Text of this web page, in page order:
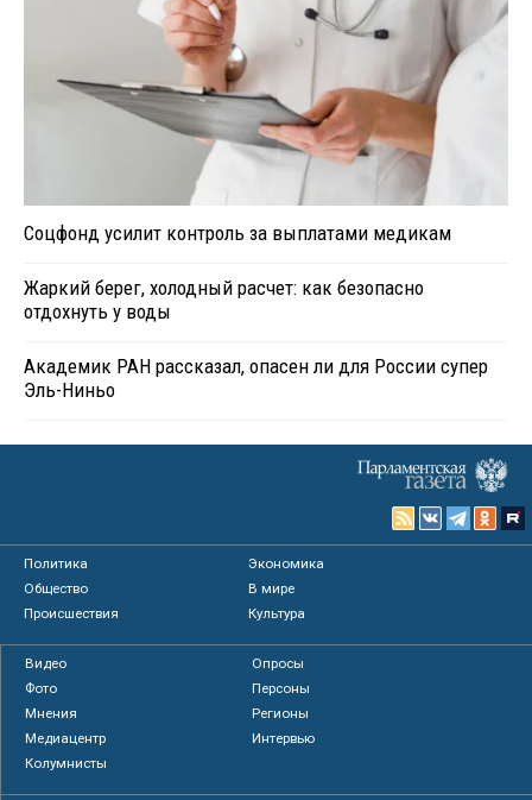
Соцфонд усилит контроль за выплатами медикам
Жаркий берег, холодный расчет: как безопасно
отдохнуть у воды
Академик РАН рассказал, опасен ли для России супер
Эль-Ниньо
Политика
Экономика
Общество
В мире
Происшествия
Культура
Видео
Опросы
Фото
Персоны
Мнения
Регионы
Медиацентр
Интервью
Колумнисты